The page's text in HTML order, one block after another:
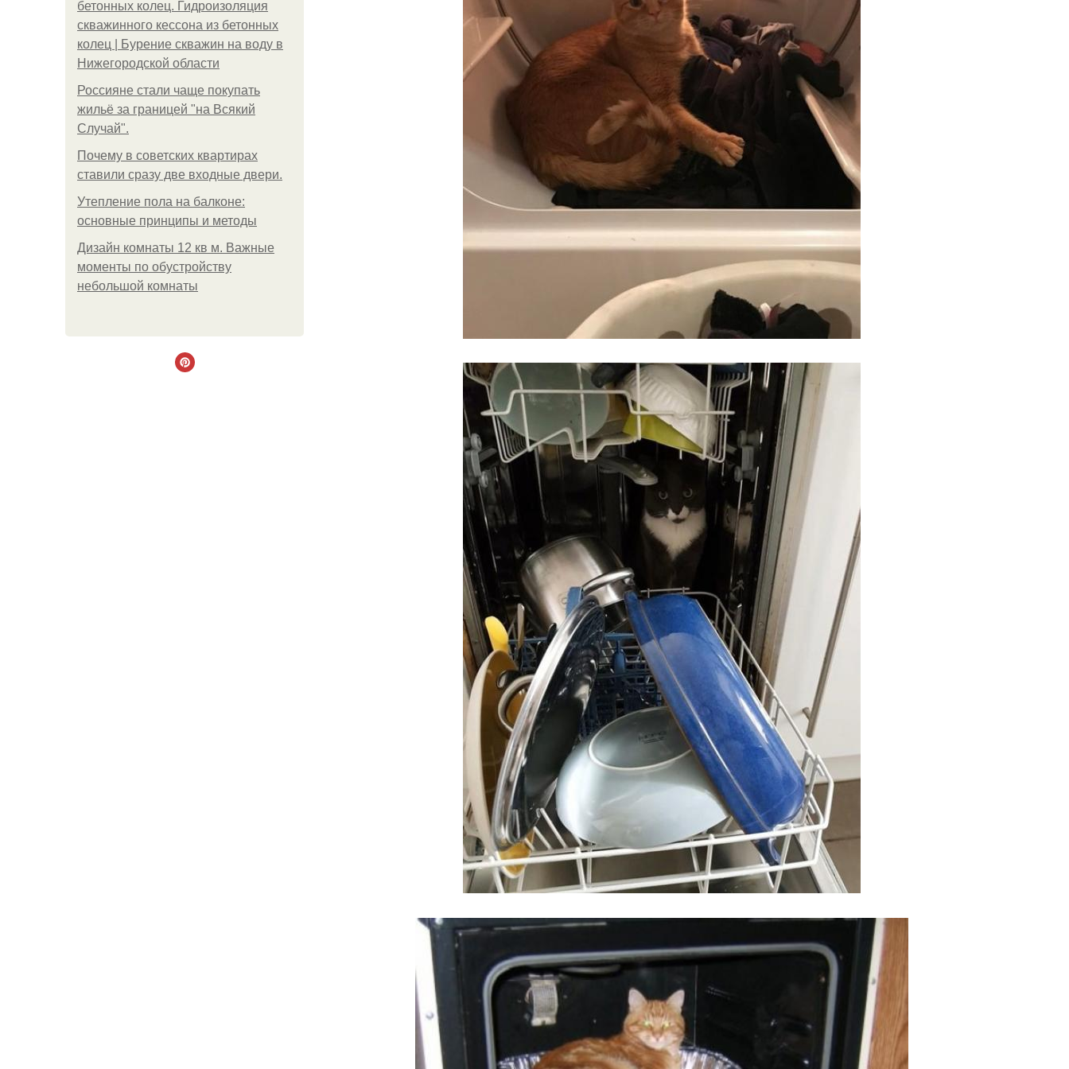
бетонных колец. Гидроизоляция
скважинного кессона из бетонных
колец | Бурение скважин на воду в
Нижегородской области
Россияне стали чаще покупать
жильё за границей "на Всякий
Случай".
Почему в советских квартирах
ставили сразу две входные двери.
Утепление пола на балконе:
основные принципы и методы
Дизайн комнаты 12 кв м. Важные
моменты по обустройству
небольшой комнаты